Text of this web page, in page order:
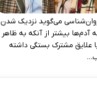
می‌گوید نزدیک شدن
آدم‌ها بیشتر از آنکه به ظاهر
علایق مشترک بستگی داشته